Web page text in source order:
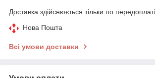
Доставка здійснюється тільки по передоплаті.
Нова Пошта
Всі умови доставки